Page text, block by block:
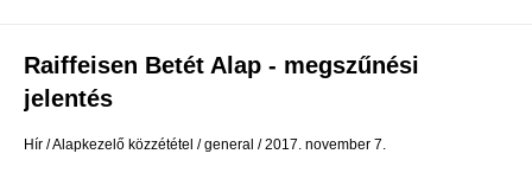
Raiffeisen Betét Alap - megszűnési
jelentés
Hír Alapkezelő közzététel general 2017. november 7.